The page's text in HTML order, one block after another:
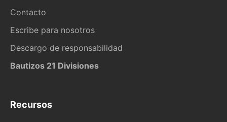
Contacto
Escribe para nosotros
Descargo de responsabilidad
Bautizos 21 Divisiones
Recursos